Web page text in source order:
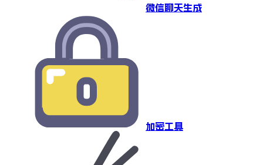
微信聊天生成
加密工具